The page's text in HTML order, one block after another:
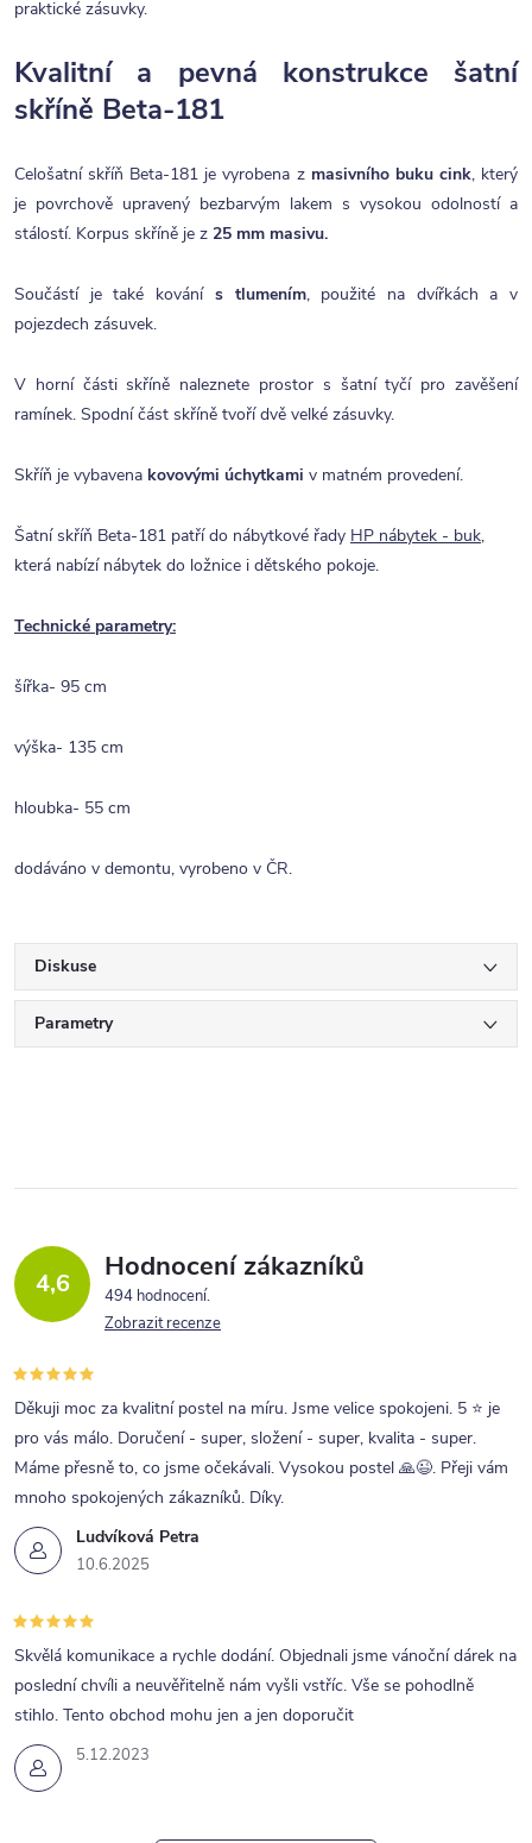
praktické zásuvky.
Kvalitní a pevná konstrukce šatní
skříně Beta-181
Celošatní skříň Beta-181 je vyrobena z masivního buku cink, který
je povrchově upravený bezbarvým lakem s vysokou odolností a
stálostí. Korpus skříně je z 25 mm masivu.
Součástí je také kovánís tlumením, použité na dvířkách a v
pojezdech zásuvek.
V horní části skříně naleznete prostor s šatní tyčí pro zavěšení
ramínek. Spodní část skříně tvoří dvě velké zásuvky.
Skříň je vybavena kovovými úchytkami v matném provedení.
Šatní skříň Beta-181 patří do nábytkové řady HP nábytek - buk,
která nabízí nábytek do ložnice i dětského pokoje.
Technické parametry:
šířka- 95 cm
výška- 135 cm
hloubka- 55 cm
dodáváno v demontu, vyrobeno v ČR.
Diskuse
Parametry
4,6 Hodnocení zákazníků
494 hodnocení
Zobrazit recenze
Ludvíková Petra
10.6.2025
Děkuji moc za kvalitní postel na míru. Jsme velice spokojeni. 5 ⭐ je
pro vás málo. Doručení - super, složení - super, kvalita - super.
Máme přesně to, co jsme očekávali. Vysokou postel 🙏😉. Přeji vám
mnoho spokojených zákazníků. Díky.
5.12.2023
Skvělá komunikace a rychle dodání. Objednali jsme vánoční dárek na
poslední chvíli a neuvěřitelně nám vyšli vstříc. Vše se pohodlně
stihlo. Tento obchod mohu jen a jen doporučit